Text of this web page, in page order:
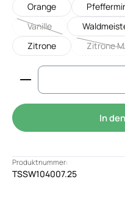
Orange
Vanille
(Diese Option ist zurzeit
Zitrone
Zitrone
Produkt Anzahl:
In
Produktnummer:
TSSW104007.25